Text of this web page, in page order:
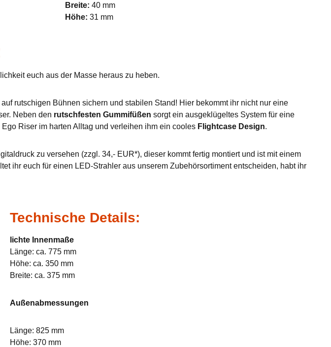
Breite: 40 mm
Höhe: 31 mm
euch aus der Masse heraus zu heben.
rutschigen Bühnen sichern und stabilen Stand! Hier bekommt ihr nicht nur eine
Neben den rutschfesten Gummifüßen sorgt ein ausgeklügeltes System für eine
Riser im harten Alltag und verleihen ihm ein cooles Flightcase Design.
zu versehen (zzgl. 34,- EUR*), dieser kommt fertig montiert und ist mit einem
ihr euch für einen LED-Strahler aus unserem Zubehörsortiment entscheiden, habt ihr
Technische Details:
lichte Innenmaße
Länge: ca. 775 mm
Höhe: ca. 350 mm
Breite: ca. 375 mm
Außenabmessungen
Länge: 825 mm
Höhe: 370 mm